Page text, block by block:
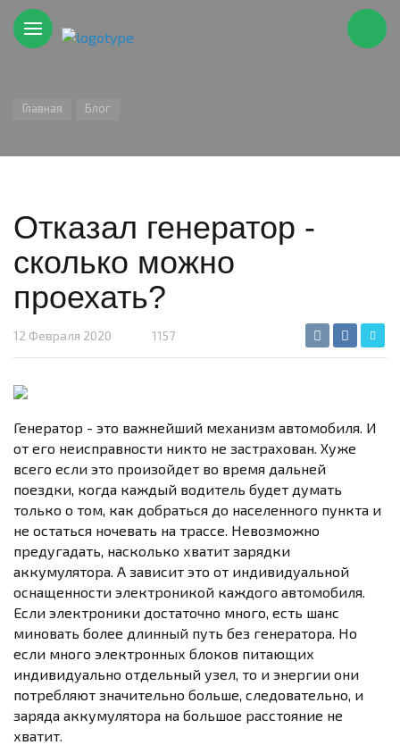
Главная Блог
Отказал генератор -
сколько можно
проехать?
12 Февраля 2020 1157
Генератор - это важнейший механизм автомобиля. И
от его неисправности никто не застрахован. Хуже
всего если это произойдет во время дальней
поездки, когда каждый водитель будет думать
только о том, как добраться до населенного пункта и
не остаться ночевать на трассе. Невозможно
предугадать, насколько хватит зарядки
аккумулятора. А зависит это от индивидуальной
оснащенности электроникой каждого автомобиля.
Если электроники достаточно много, есть шанс
миновать более длинный путь без генератора. Но
если много электронных блоков питающих
индивидуально отдельный узел, то и энергии они
потребляют значительно больше, следовательно, и
заряда аккумулятора на большое расстояние не
хватит.